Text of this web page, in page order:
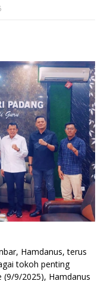
Hamdanus, terus
tokoh penting
(9/9/2025), Hamdanus